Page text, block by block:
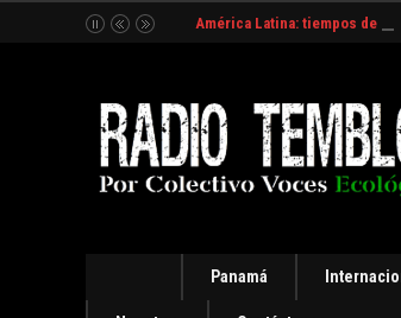
América Latina: tiempos de
Panamá